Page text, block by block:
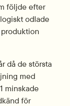
följde efter
odlade
då de största
med
minskade
för